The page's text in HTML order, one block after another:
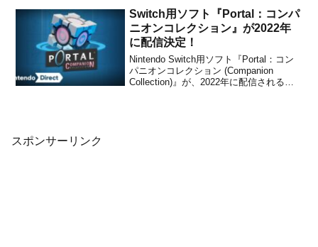
が、5月には北米での販売本数が20万本を
突破したことがアナウンスされていまし
たが、現在は...
Switch用ソフト『Portal：コンパ
ニオンコレクション』が2022年
に配信決定！
Nintendo Switch用ソフト『Portal：コン
パニオンコレクション (Companion
Collection)』が、2022年に配信されるこ
スポンサーリンク